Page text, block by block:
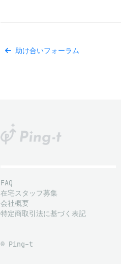
助け合いフォーラム
FAQ
在宅スタッフ募集
会社概要
特定商取引法に基づく表記
© Ping-t